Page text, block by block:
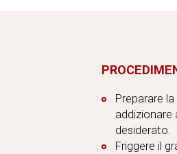
Preparare
addizionare
desiderato.
Friggere il